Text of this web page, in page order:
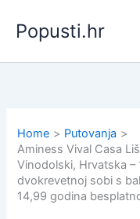
content
Popusti.hr
Home
Putovanja
Aminess Vival Casa
Vinodolski, Hrvatska –
dvokrevetnoj sobi s
14,99 godina